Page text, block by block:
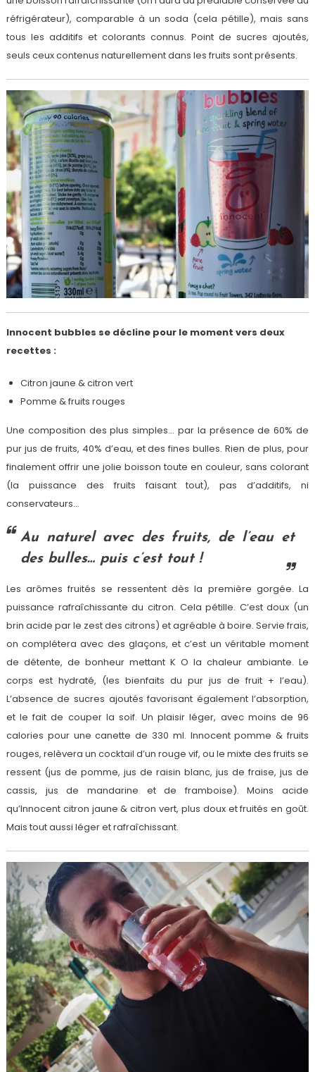
réfrigérateur), comparable à un soda (cela pétille), mais sans
tous les additifs et colorants connus. Point de sucres ajoutés,
seuls ceux contenus naturellement dans les fruits sont présents.
Innocent bubbles se décline pour le moment vers deux
recettes :
Citron jaune & citron vert
Pomme & fruits rouges
Une composition des plus simples… par la présence de 60% de
pur jus de fruits, 40% d’eau, et des fines bulles. Rien de plus, pour
finalement offrir une jolie boisson toute en couleur, sans colorant
(la puissance des fruits faisant tout), pas d’additifs, ni
conservateurs…
Au naturel avec des fruits, de l’eau et
des bulles… puis c’est tout !
Les arômes fruités se ressentent dès la première gorgée. La
puissance rafraîchissante du citron. Cela pétille. C’est doux (un
brin acide par le zest des citrons) et agréable à boire. Servie frais,
on complétera avec des glaçons, et c’est un véritable moment
de détente, de bonheur mettant K O la chaleur ambiante. Le
corps est hydraté, (les bienfaits du pur jus de fruit + l’eau).
L’absence de sucres ajoutés favorisant également l’absorption,
et le fait de couper la soif. Un plaisir léger, avec moins de 96
calories pour une canette de 330 ml. Innocent pomme & fruits
rouges, relèvera un cocktail d’un rouge vif, ou le mixte des fruits se
ressent (jus de pomme, jus de raisin blanc, jus de fraise, jus de
cassis, jus de mandarine et de framboise). Moins acide
qu’Innocent citron jaune & citron vert, plus doux et fruités en goût.
Mais tout aussi léger et rafraîchissant.